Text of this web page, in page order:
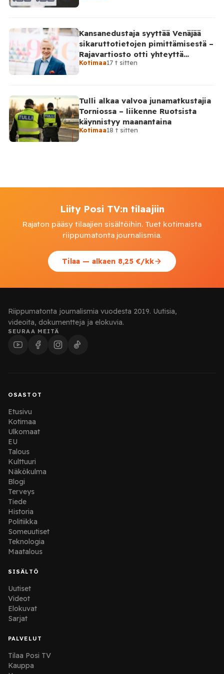
Kansanedustaja syyttää Venäjää
sikaruttotietojen pimittämisestä –
Rajavartiosto otti yhteyttä
Venäjälle
Kotimaa17 t sitten
Tulli alkaa valvoa junamatkustajia
Torniossa – liikenne Ruotsista
käynnistyy maanantaina
Kotimaa18 t sitten
Liity Posi TV:n tilaajiin
Rajaton pääsy tilaajien sisältöihin. Tuet kotimaista
riippumatonta journalismia.
Tilaa — alkaen 8,25 €/kk
Riippumatonta journalismia vuodesta 2019. Uutisia,
videoita, dokumentteja ja elokuvia.
SEURAA MEITÄ
OSASTOT
Etusivu
Kotimaa
Ulkomaat
EU
Talous
Kulttuuri
Näkökulma
Blogi
Terveys
Tiede
Historia
Politiikka
Someuutiset
Teknologia
Maatalous
SISÄLTÖ
Uutiset
Videot
Elokuvat
Sarjat
PALVELUT
Tilaa Posi TV
Kauppa